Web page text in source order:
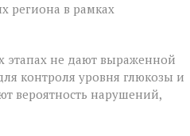
региона в рамках
этапах не дают выраженной
контроля уровня глюкозы и
вероятность нарушений,